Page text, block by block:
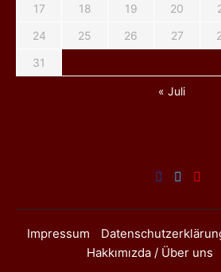
17
18 19 20
24
25 26 27
31
« Juli
Impressum
Hakkımızda / Über uns